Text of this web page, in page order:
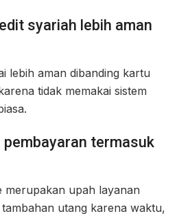
syariah lebih aman
lebih aman dibanding kartu
tidak memakai sistem
termasuk
merupakan upah layanan
utang karena waktu,